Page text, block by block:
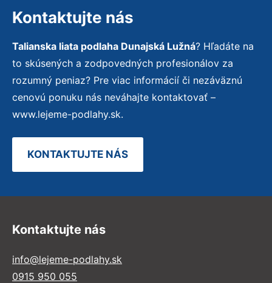
Kontaktujte nás
Talianska liata podlaha Dunajská Lužná? Hľadáte na
to skúsených a zodpovedných profesionálov za
rozumný peniaz? Pre viac informácií či nezáväznú
cenovú ponuku nás neváhajte kontaktovať –
www.lejeme-podlahy.sk.
KONTAKTUJTE NÁS
Kontaktujte nás
info@lejeme-podlahy.sk
0915 950 055